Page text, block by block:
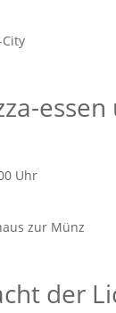
Uhr
zur Münz
der